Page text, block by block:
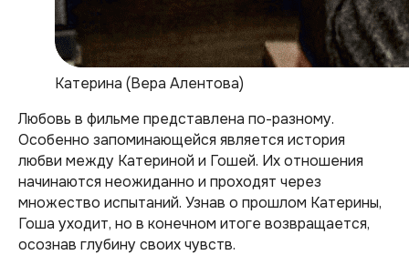
Катерина (Вера Алентова)
Любовь в фильме представлена по-разному.
Особенно запоминающейся является история
любви между Катериной и Гошей. Их отношения
начинаются неожиданно и проходят через
множество испытаний. Узнав о прошлом Катерины,
Гоша уходит, но в конечном итоге возвращается,
осознав глубину своих чувств.